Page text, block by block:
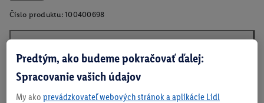
Číslo produktu: 100400698
O produkte
Kvalitné a pohodlné 8 cm polstrovanie
Predtým, ako budeme pokračovať ďalej:
Spracovanie vašich údajov
My ako prevádzkovateľ webových stránok a aplikácie Lidl